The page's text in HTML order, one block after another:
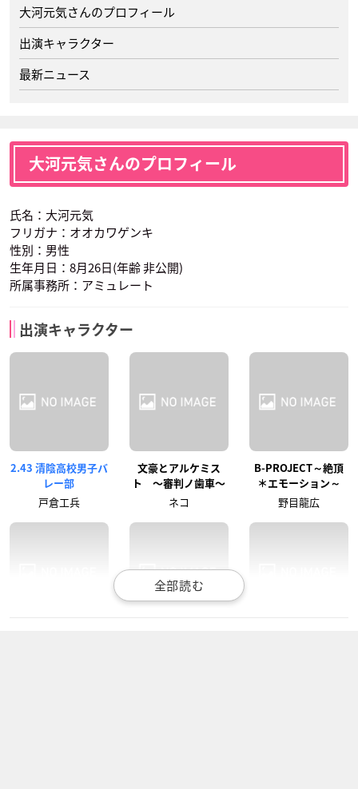
大河元気さんのプロフィール
出演キャラクター
最新ニュース
大河元気さんのプロフィール
氏名：大河元気
フリガナ：オオカワゲンキ
性別：男性
生年月日：8月26日(年齢 非公開)
所属事務所：アミュレート
出演キャラクター
2.43 清陰高校男子バ
レー部
戸倉工兵
文豪とアルケミス
ト 〜審判ノ歯車〜
ネコ
B-PROJECT～絶頂
＊エモーション～
野目龍広